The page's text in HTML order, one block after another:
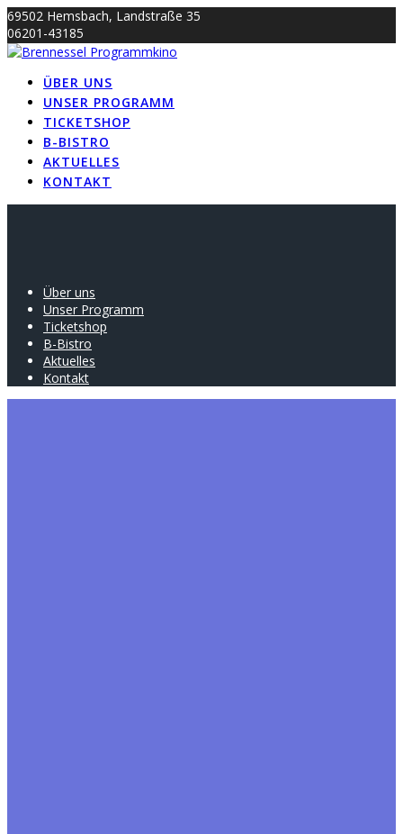
Skip
to
content
69502 Hemsbach, Landstraße 35
06201-43185
info@brennessel-kino.de
ÜBER UNS
UNSER PROGRAMM
TICKETSHOP
B-BISTRO
AKTUELLES
KONTAKT
Über uns
Unser Programm
Ticketshop
B-Bistro
Aktuelles
Kontakt